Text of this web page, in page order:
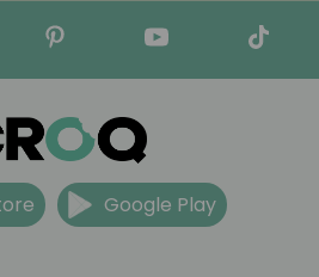
Google Play